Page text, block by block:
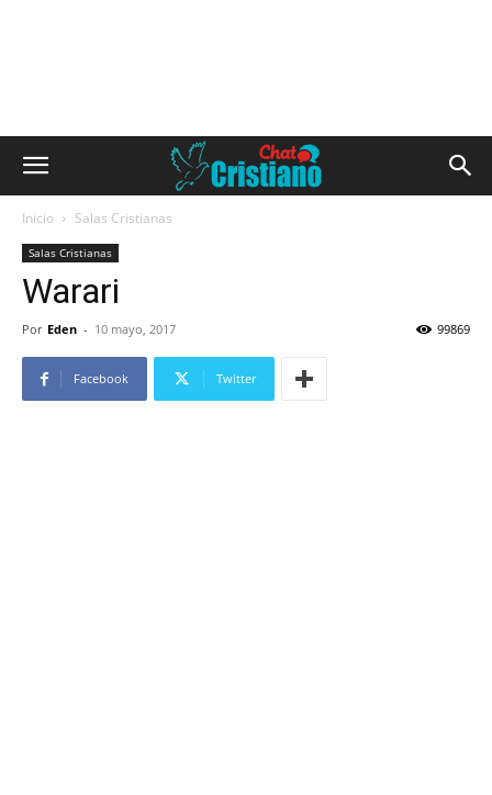
Inicio Salas Cristianas
Salas Cristianas
Warari
Por Eden - 10 mayo, 2017 99869
Facebook Twitter